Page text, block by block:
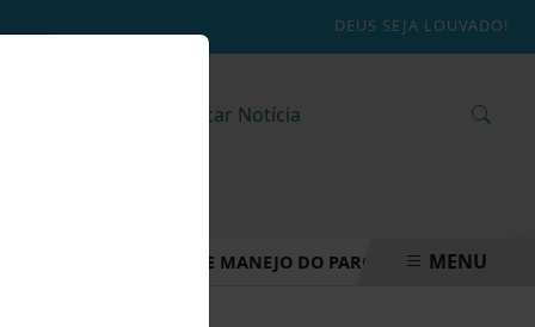
DEUS SEJA LOUVADO!
DO PLANO DE MANEJO DO PARQUE NATURALMENU